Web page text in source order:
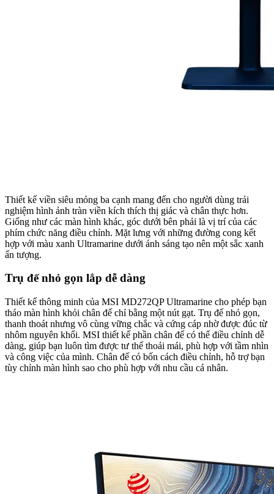
Thiết kế viền siêu mỏng ba cạnh mang đến cho người dùng trải
nghiệm hình ảnh tràn viền kích thích thị giác và chân thực hơn.
Giống như các màn hình khác, góc dưới bên phải là vị trí của các
phím chức năng điều chỉnh. Mặt lưng với những đường cong kết
hợp với màu xanh Ultramarine dưới ánh sáng tạo nên một sắc xanh
ấn tượng.
Trụ đế nhỏ gọn lắp dễ dàng
Thiết kế thông minh của MSI MD272QP Ultramarine cho phép bạn
tháo màn hình khỏi chân đế chỉ bằng một nút gạt. Trụ đế nhỏ gọn,
thanh thoát nhưng vô cùng vững chắc và cứng cáp nhờ được đúc từ
nhôm nguyên khối. MSI thiết kế phần chân đế có thể điều chỉnh dễ
dàng, giúp bạn luôn tìm được tư thế thoải mái, phù hợp với tầm nhìn
và công việc của mình. Chân đế có bốn cách điều chỉnh, hỗ trợ bạn
tùy chỉnh màn hình sao cho phù hợp với nhu cầu cá nhân.